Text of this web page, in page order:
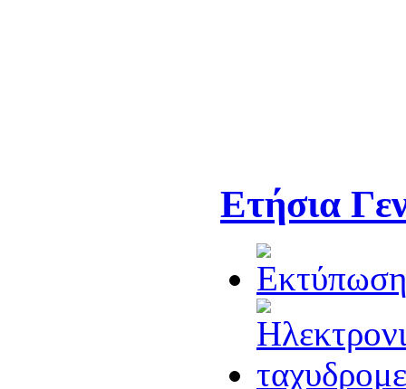
Ετήσια